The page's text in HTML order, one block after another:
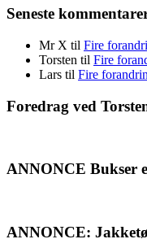
Seneste
Mr X til Fire
Torsten til Fire
Lars til Fire
Foredrag ved
ANNONCE Bukser
ANNONCE: